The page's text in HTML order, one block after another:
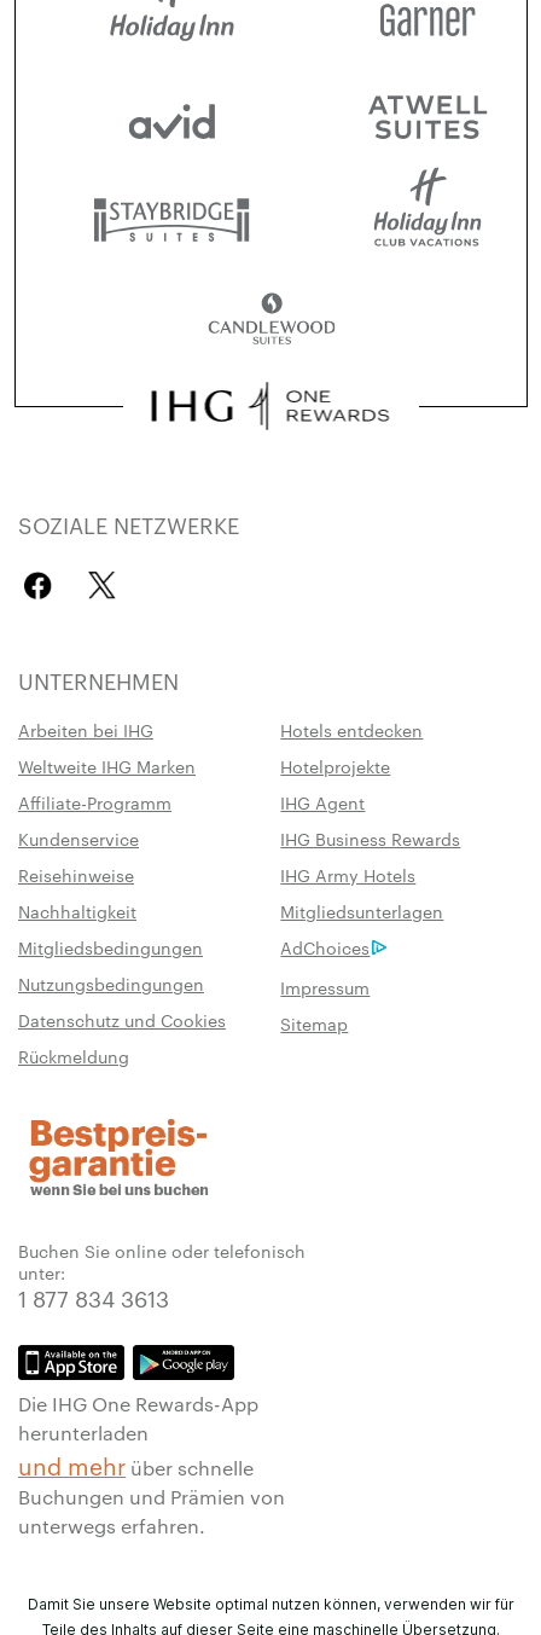
SOZIALE NETZWERKE
UNTERNEHMEN
Arbeiten bei IHG
Hotels entdecken
Weltweite IHG Marken
Hotelprojekte
Affiliate-Programm
IHG Agent
Kundenservice
IHG Business Rewards
Reisehinweise
IHG Army Hotels
Nachhaltigkeit
Mitgliedsunterlagen
Mitgliedsbedingungen
AdChoices
Nutzungsbedingungen
Impressum
Datenschutz und Cookies
Sitemap
Rückmeldung
Buchen Sie online oder telefonisch
unter:
1 877 834 3613
Die IHG One Rewards-App
herunterladen
und mehr über schnelle
Buchungen und Prämien von
unterwegs erfahren.
Damit Sie unsere Website optimal nutzen können, verwenden wir für
Teile des Inhalts auf dieser Seite eine maschinelle Übersetzung.